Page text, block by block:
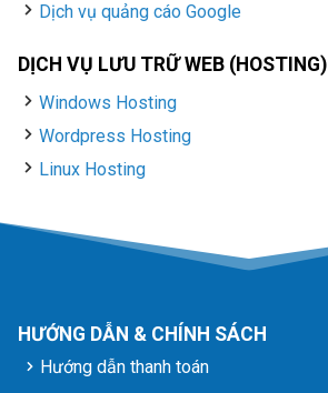
Dịch vụ quảng cáo Google
DỊCH VỤ LƯU TRỮ WEB (HOSTING)
Windows Hosting
Wordpress Hosting
Linux Hosting
HƯỚNG DẪN & CHÍNH SÁCH
Hướng dẫn thanh toán